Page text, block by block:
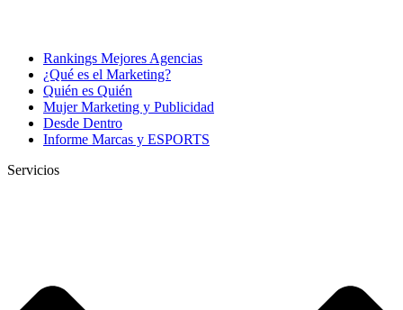
Rankings Mejores Agencias
¿Qué es el Marketing?
Quién es Quién
Mujer Marketing y Publicidad
Desde Dentro
Informe Marcas y ESPORTS
Servicios